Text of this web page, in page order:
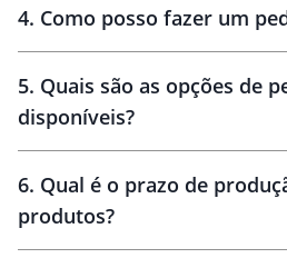
personalização
4. Como posso fazer um
amostra virtual
5. Quais são as opções de
disponíveis?
6. Qual é o prazo de
produtos?